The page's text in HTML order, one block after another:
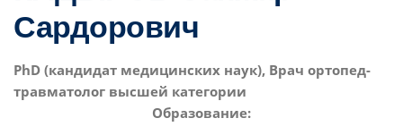
Сардорович
PhD (кандидат медицинских наук), Врач ортопед-
травматолог высшей категории
Образование: